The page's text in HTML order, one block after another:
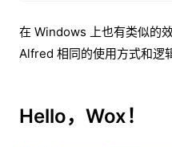
在 Windows 上也有类似的
Alfred 相同的使用方式和逻
Hello，Wox！